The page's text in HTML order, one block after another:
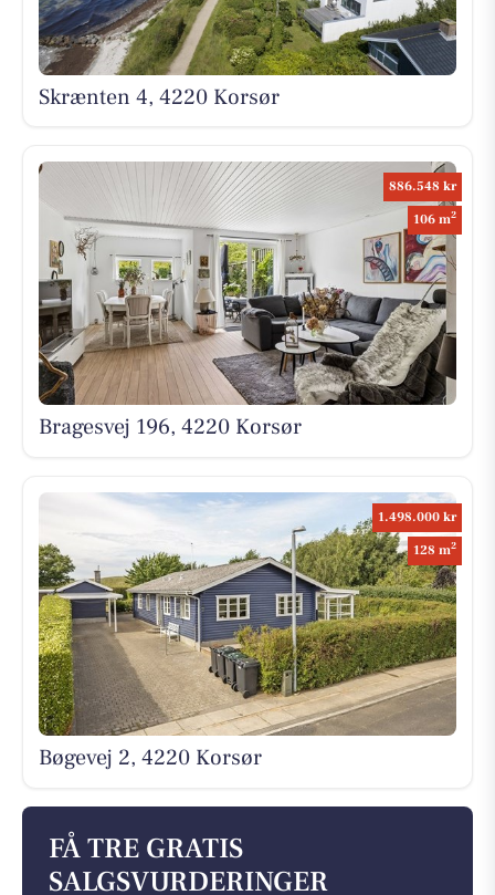
Skrænten 4, 4220 Korsør
886.548 kr
106 m2
Bragesvej 196, 4220 Korsør
1.498.000 kr
128 m2
Bøgevej 2, 4220 Korsør
FÅ TRE GRATIS
SALGSVURDERINGER